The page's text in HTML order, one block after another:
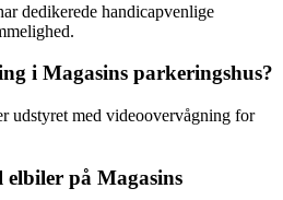
dedikerede handicapvenlige
i Magasins parkeringshus?
udstyret med videoovervågning for
på Magasins